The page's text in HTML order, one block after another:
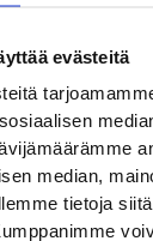
evästeitä
median,
tietoja
vihreää
kiinteistön ja
videolinkkiä
lehteä